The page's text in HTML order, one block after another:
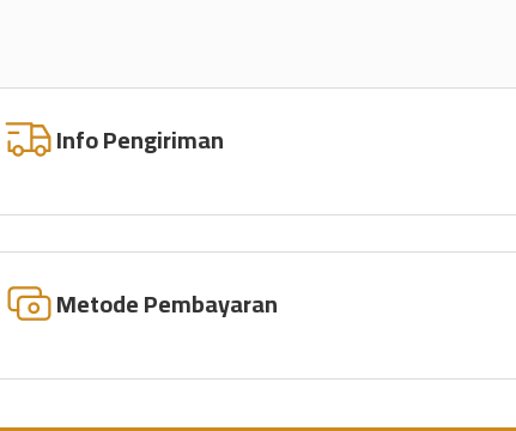
Info Pengiriman
Metode Pembayaran